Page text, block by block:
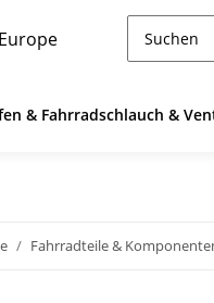
& Fahrradschlauch &
Fahrradteile &